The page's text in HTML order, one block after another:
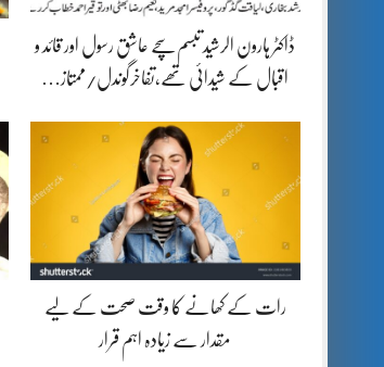
ڈاکٹر ہارون الرشید تبسم سچے عاشق رسول اور قائد و
اقبال کے شیدائی تھے،تفاخرگوندل/ممتاز…
رات کے کھانے کا وقت صحت کے لیے
مقدار سے زیادہ اہم قرار